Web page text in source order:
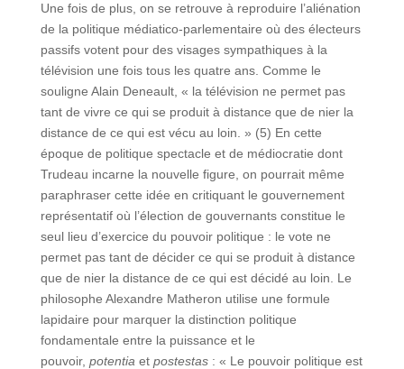
Une fois de plus, on se retrouve à reproduire l’aliénation
de la politique médiatico-parlementaire où des électeurs
passifs votent pour des visages sympathiques à la
télévision une fois tous les quatre ans. Comme le
souligne Alain Deneault, « la télévision ne permet pas
tant de vivre ce qui se produit à distance que de nier la
distance de ce qui est vécu au loin. » (5) En cette
époque de politique spectacle et de médiocratie dont
Trudeau incarne la nouvelle figure, on pourrait même
paraphraser cette idée en critiquant le gouvernement
représentatif où l’élection de gouvernants constitue le
seul lieu d’exercice du pouvoir politique : le vote ne
permet pas tant de décider ce qui se produit à distance
que de nier la distance de ce qui est décidé au loin. Le
philosophe Alexandre Matheron utilise une formule
lapidaire pour marquer la distinction politique
fondamentale entre la puissance et le
pouvoir, potentia et postestas : « Le pouvoir politique est